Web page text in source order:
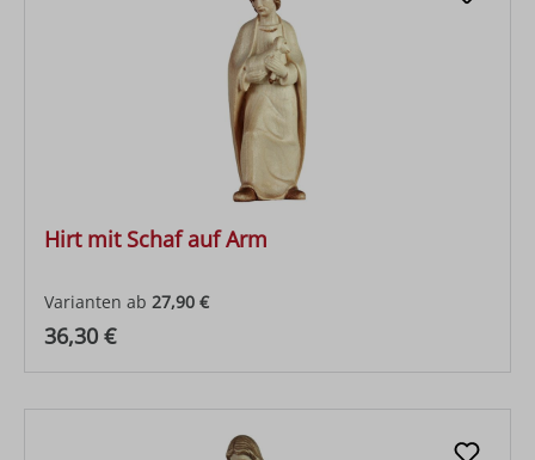
Hirt mit Schaf auf Arm
Varianten ab 27,90 €
Regulärer Preis:
36,30 €